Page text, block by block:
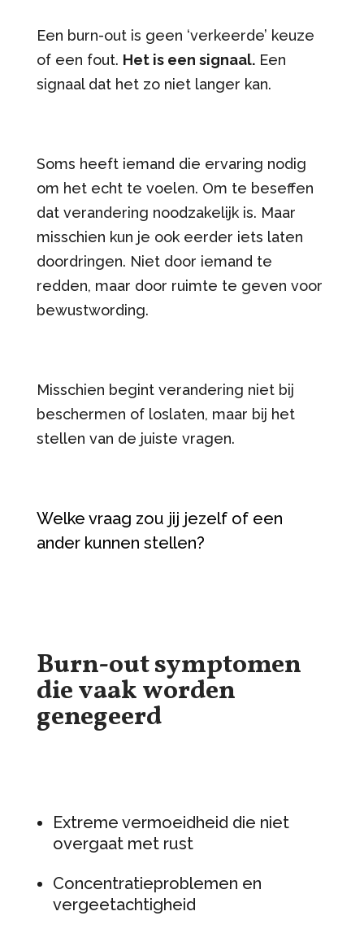
Een burn-out is geen ‘verkeerde’ keuze
of een fout. Het is een signaal.Een
signaal dat het zo niet langer kan.
Soms heeft iemand die ervaring nodig
om het echt te voelen. Om te beseffen
dat verandering noodzakelijk is. Maar
misschien kun je ook eerder iets laten
doordringen. Niet door iemand te
redden, maar door ruimte te geven voor
bewustwording.
Misschien begint verandering niet bij
beschermen of loslaten, maar bij het
stellen van de juiste vragen.
Welke vraag zou jij jezelf of een
ander kunnen stellen?
Burn-out symptomen
die vaak worden
genegeerd
Extreme vermoeidheid die niet
overgaat met rust
Concentratieproblemen en
vergeetachtigheid